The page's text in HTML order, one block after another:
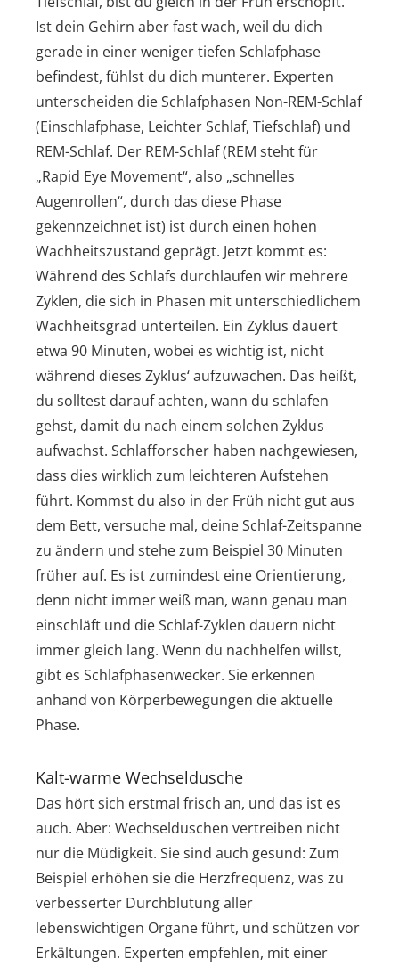
Ist dein Gehirn aber fast wach, weil du dich
gerade in einer weniger tiefen Schlafphase
befindest, fühlst du dich munterer. Experten
unterscheiden die Schlafphasen Non-REM-Schlaf
(Einschlafphase, Leichter Schlaf, Tiefschlaf) und
REM-Schlaf. Der REM-Schlaf (REM steht für
„Rapid Eye Movement“, also „schnelles
Augenrollen“, durch das diese Phase
gekennzeichnet ist) ist durch einen hohen
Wachheitszustand geprägt. Jetzt kommt es:
Während des Schlafs durchlaufen wir mehrere
Zyklen, die sich in Phasen mit unterschiedlichem
Wachheitsgrad unterteilen. Ein Zyklus dauert
etwa 90 Minuten, wobei es wichtig ist, nicht
während dieses Zyklus‘ aufzuwachen. Das heißt,
du solltest darauf achten, wann du schlafen
gehst, damit du nach einem solchen Zyklus
aufwachst. Schlafforscher haben nachgewiesen,
dass dies wirklich zum leichteren Aufstehen
führt. Kommst du also in der Früh nicht gut aus
dem Bett, versuche mal, deine Schlaf-Zeitspanne
zu ändern und stehe zum Beispiel 30 Minuten
früher auf. Es ist zumindest eine Orientierung,
denn nicht immer weiß man, wann genau man
einschläft und die Schlaf-Zyklen dauern nicht
immer gleich lang. Wenn du nachhelfen willst,
gibt es Schlafphasenwecker. Sie erkennen
anhand von Körperbewegungen die aktuelle
Phase.
Kalt-warme Wechseldusche
Das hört sich erstmal frisch an, und das ist es
auch. Aber: Wechselduschen vertreiben nicht
nur die Müdigkeit. Sie sind auch gesund: Zum
Beispiel erhöhen sie die Herzfrequenz, was zu
verbesserter Durchblutung aller
lebenswichtigen Organe führt, und schützen vor
Erkältungen. Experten empfehlen, mit einer